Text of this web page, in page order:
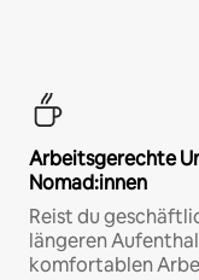
Arbeitsgerechte
Nomad:innen
Reist du
längeren
komfortablen